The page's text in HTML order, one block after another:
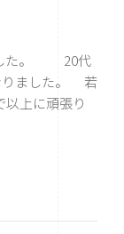
した。 20代
りました。 若
上に頑張り